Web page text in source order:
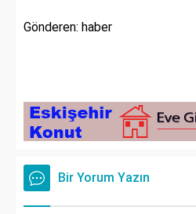
Gönderen: haber
Bir Yorum Yazın